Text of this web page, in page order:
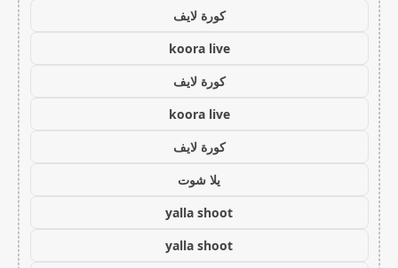
كورة لايف
koora live
كورة لايف
koora live
كورة لايف
يلا شوت
yalla shoot
yalla shoot